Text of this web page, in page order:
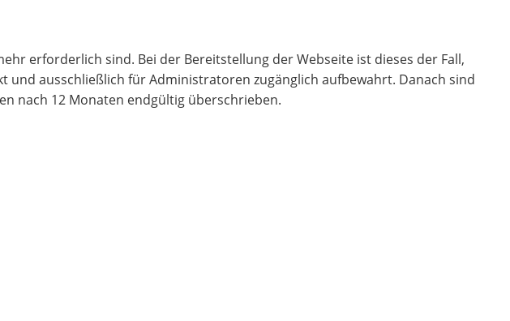
erforderlich sind. Bei der Bereitstellung der Webseite ist dieses der Fall,
und ausschließlich für Administratoren zugänglich aufbewahrt. Danach sind
nach 12 Monaten endgültig überschrieben.